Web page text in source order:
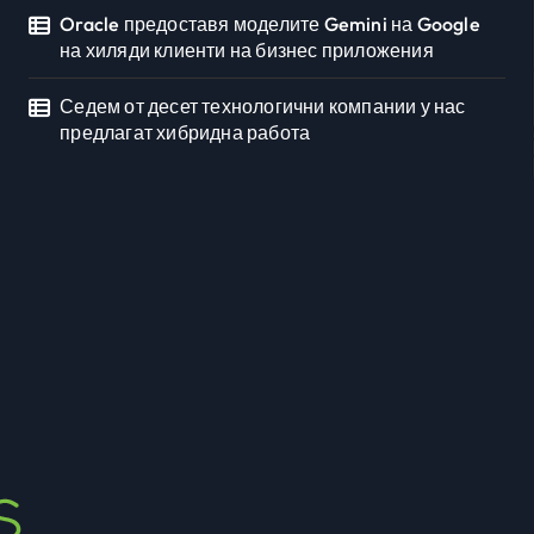
Oracle предоставя моделите Gemini на Google
на хиляди клиенти на бизнес приложения
Седем от десет технологични компании у нас
предлагат хибридна работа